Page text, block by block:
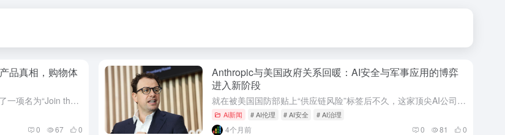
品真相，购物体
电商巨头亚马逊近日在其购物应用中悄然上线了一项名为“Join the chat”的创新功能，旨在通过生成式人工智能（Generative AI）技术，为消费者提供实时、对话式的产品信息音频问答体验。这...
0 67 0
Anthropic与美国政府关系回暖：AI安全与军事应用的博弈
进入新阶段
就在被美国国防部贴上“供应链风险”标签后不久，这家顶尖AI公司的创始人却与白宫高层进行了一场“富有成效”的会面。市场消息显示，Anthropic与美国政府之间紧张的关系正在出现微妙变化，双方正就人工智...
Ai新闻 # AI伦理 # AI安全 # AI治理
4个月前 0 81 0